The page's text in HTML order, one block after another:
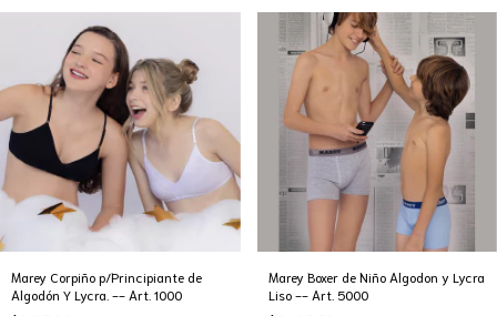
Marey Corpiño p/Principiante de
Algodón Y Lycra. -- Art. 1000
Marey Boxer de Niño Algodon y Lycra
Liso -- Art. 5000